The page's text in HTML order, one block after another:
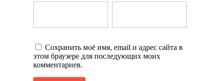
Сохранить моё имя, email и адрес сайта в
этом браузере для последующих моих
комментариев.